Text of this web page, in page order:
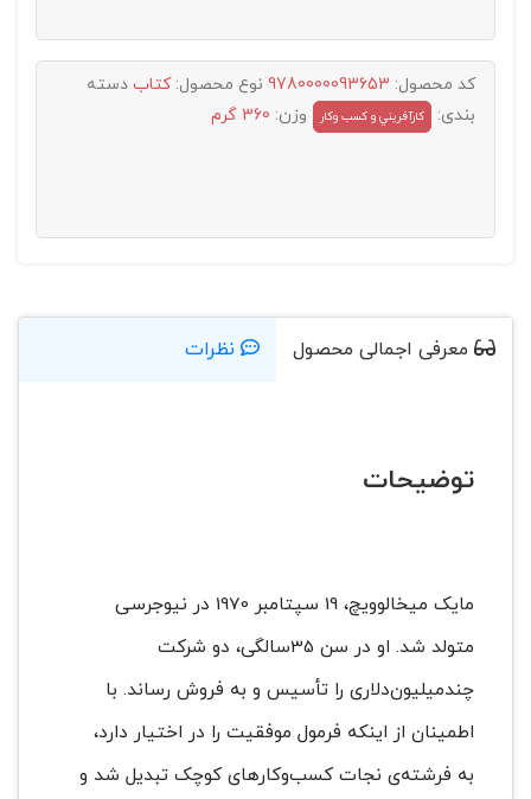
کد محصول: 9780000093653 نوع محصول:کتاب دسته
بندی:
کارآفريني و کسب وکار وزن: 360 گرم
معرفی اجمالی محصول نظرات
توضیحات
مایک میخالوویچ، 19 سپتامبر 1970 در نیوجرسی
متولد شد. او در سن 35سالگی، دو شرکت
چندمیلیون‌دلاری را تأسیس و به فروش رساند. با
اطمینان از اینکه فرمول موفقیت را در اختیار دارد،
به فرشته‌ی نجات کسب‌وکارهای کوچک تبدیل شد و